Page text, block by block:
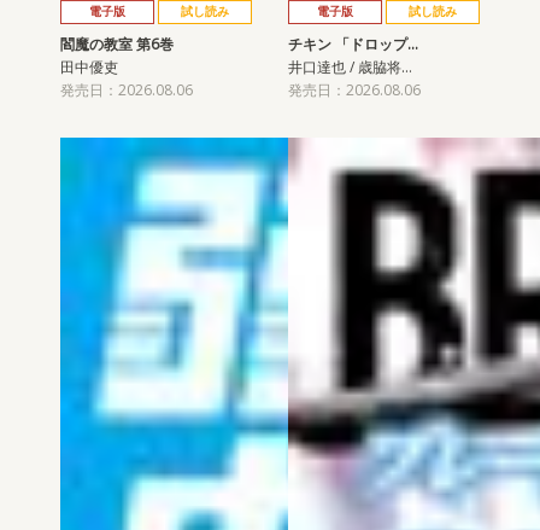
電子版 試し読み
閻魔の教室 第6巻
田中優吏
発売日：2026.08.06
電子版 試し読み
チキン 「ドロップ…
井口達也 / 歳脇将…
発売日：2026.08.06